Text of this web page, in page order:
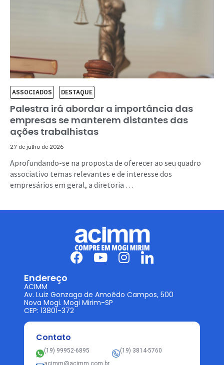
ASSOCIADOS DESTAQUE
Palestra irá abordar a importância das
empresas se manterem distantes das
ações trabalhistas
27 de julho de 2026
Aprofundando-se na proposta de oferecer ao seu quadro
associativo temas relevantes e de interesse dos
empresários em geral, a diretoria …
Endereço
ACIMM
Av. Luiz Gonzaga de Amoêdo Campos, 500
Nova Mogi. Mogi Mirim-SP
CEP: 13801-372
Contato
(19) 99952-6895
(19) 3814-5760
acimm@acimm.com.br